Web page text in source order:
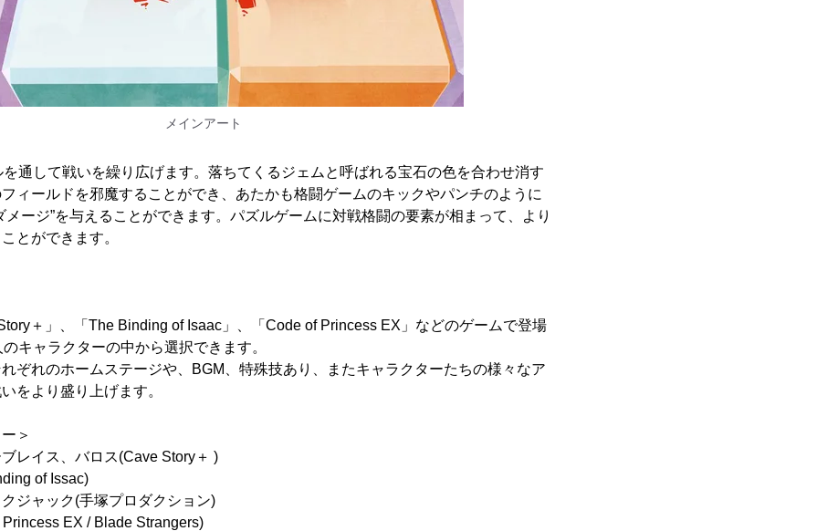
メインアート
通して戦いを繰り広げます。落ちてくるジェムと呼ばれる宝石の色を合わせ消す
ィールドを邪魔することができ、あたかも格闘ゲームのキックやパンチのように
メージ”を与えることができます。パズルゲームに対戦格闘の要素が相まって、より
とができます。
＋」、「The Binding of Isaac」、「Code of Princess EX」などのゲームで登場
キャラクターの中から選択できます。
ぞれのホームステージや、BGM、特殊技あり、またキャラクターたちの様々なア
をより盛り上げます。
＞
レイス、バロス(Cave Story＋ )
of Issac)
ジャック(手塚プロダクション)
Princess EX / Blade Strangers)